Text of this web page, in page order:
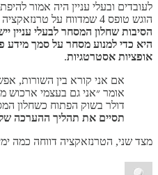
לעובדים ובעלי עניין היה אמור
הוגש טופס 4 שמדווח על טרנזאקציה של בעלי עניין. מייק מסביר ש
הסיבות שחלון המסחר לבעלי עניין
היא כדי למנוע מסחר על סמך מידע
אופציות אסטרטגיות.
אם אני קורא בין השורות,
דולר בשוק הפתוח כשחלון
תסיים את תהליך ההערכה
מצד שני, הטרנזאקציה דווחה כמה